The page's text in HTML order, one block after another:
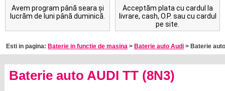
Avem program până seara și
lucrăm de luni până duminică.
Acceptăm plata cu cardul la
livrare, cash, O.P. sau cu cardul
pe site.
Esti in pagina: Baterie in functie de masina > Baterie auto Audi > Baterie
Baterie auto AUDI TT (8N3)